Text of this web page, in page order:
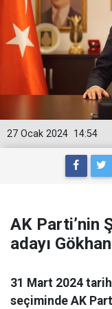
14:54
27 Ocak 2024
AK Parti’nin
adayı
31 Mart 2024
seçiminde AK